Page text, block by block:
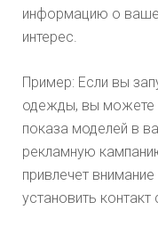
информацию о
интерес.
Пример: Если вы
одежды, вы можете
показа моделей в
рекламную
привлечет
установить контакт